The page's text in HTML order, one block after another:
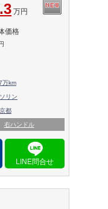
万円
価格
万km
リン
都
右ハンドル